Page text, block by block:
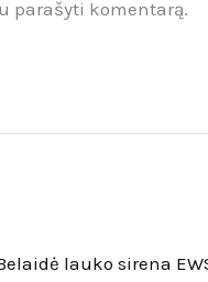
parašyti komentarą.